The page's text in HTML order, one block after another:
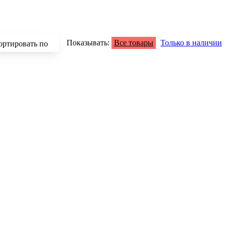
по Показывать: Все товары Только в наличии